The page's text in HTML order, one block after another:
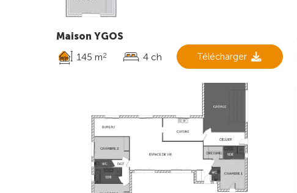
Maison YGOS
145 m2 4 ch Télécharger